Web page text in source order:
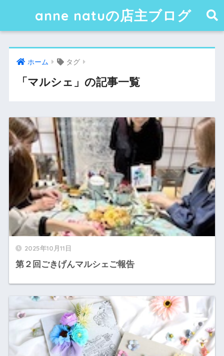
anne natuの店主ブログ
ホーム タグ
「マルシェ」の記事一覧
2025年10月11日
第２回ごきげんマルシェご報告